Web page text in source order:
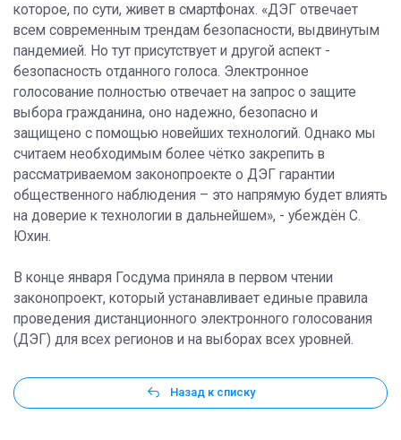
которое, по сути, живет в смартфонах. «ДЭГ отвечает
всем современным трендам безопасности, выдвинутым
пандемией. Но тут присутствует и другой аспект -
безопасность отданного голоса. Электронное
голосование полностью отвечает на запрос о защите
выбора гражданина, оно надежно, безопасно и
защищено с помощью новейших технологий. Однако мы
считаем необходимым более чётко закрепить в
рассматриваемом законопроекте о ДЭГ гарантии
общественного наблюдения – это напрямую будет влиять
на доверие к технологии в дальнейшем», - убеждён С.
Юхин.
В конце января Госдума приняла в первом чтении
законопроект, который устанавливает единые правила
проведения дистанционного электронного голосования
(ДЭГ) для всех регионов и на выборах всех уровней.
Назад к списку